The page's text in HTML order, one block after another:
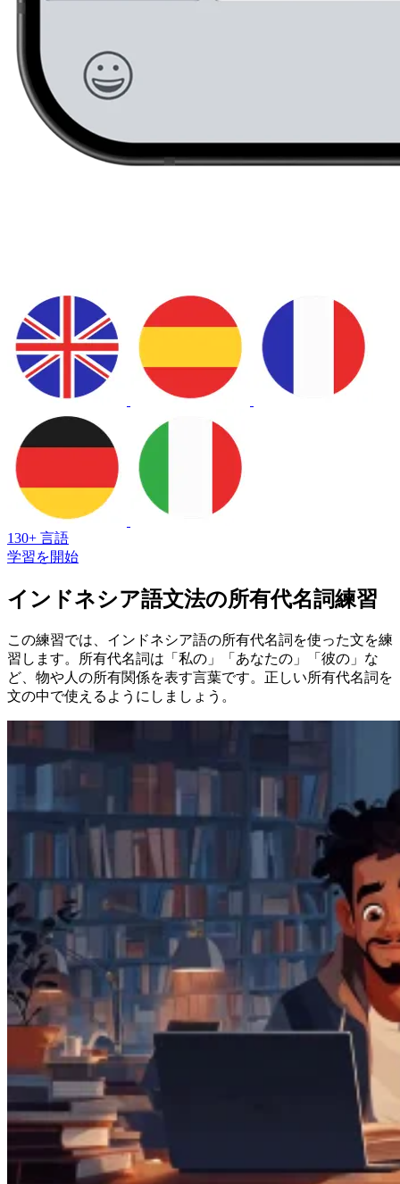
130+ 言語
学習を開始
インドネシア語文法の所有代名詞練習
この練習では、インドネシア語の所有代名詞を使った文を練
習します。所有代名詞は「私の」「あなたの」「彼の」な
ど、物や人の所有関係を表す言葉です。正しい所有代名詞を
文の中で使えるようにしましょう。